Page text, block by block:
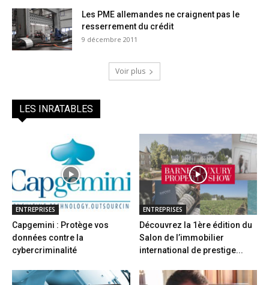
Les PME allemandes ne craignent pas le
resserrement du crédit
9 décembre 2011
Voir plus
LES INRATABLES
ENTREPRISES
Capgemini : Protège vos
données contre la
cybercriminalité
ENTREPRISES
Découvrez la 1ère édition du
Salon de l’immobilier
international de prestige...